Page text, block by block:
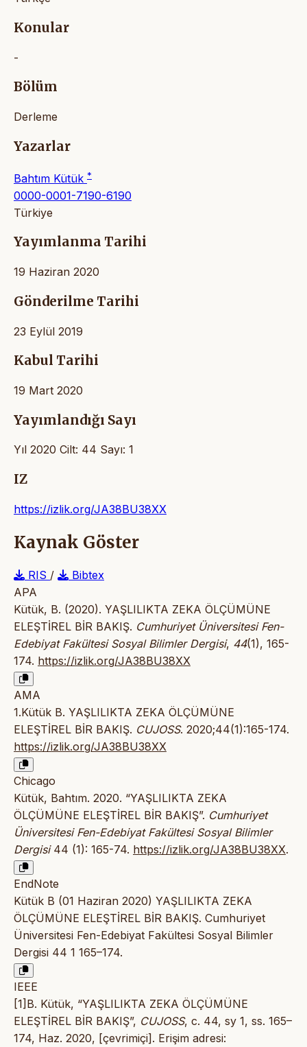
Konular
-
Bölüm
Derleme
Yazarlar
Bahtım Kütük *
0000-0001-7190-6190
Türkiye
Yayımlanma Tarihi
19 Haziran 2020
Gönderilme Tarihi
23 Eylül 2019
Kabul Tarihi
19 Mart 2020
Yayımlandığı Sayı
Yıl 2020 Cilt: 44 Sayı: 1
IZ
https://izlik.org/JA38BU38XX
Kaynak Göster
RIS /
Bibtex
APA
Kütük, B. (2020). YAŞLILIKTA ZEKA ÖLÇÜMÜNE
ELEŞTİREL BİR BAKIŞ. Cumhuriyet Üniversitesi Fen-
Edebiyat Fakültesi Sosyal Bilimler Dergisi, 44(1), 165-
174. https://izlik.org/JA38BU38XX
AMA
1.Kütük B. YAŞLILIKTA ZEKA ÖLÇÜMÜNE
ELEŞTİREL BİR BAKIŞ. CUJOSS. 2020;44(1):165-174.
https://izlik.org/JA38BU38XX
Chicago
Kütük, Bahtım. 2020. “YAŞLILIKTA ZEKA
ÖLÇÜMÜNE ELEŞTİREL BİR BAKIŞ”. Cumhuriyet
Üniversitesi Fen-Edebiyat Fakültesi Sosyal Bilimler
Dergisi44 (1): 165-74. https://izlik.org/JA38BU38XX.
EndNote
Kütük B (01 Haziran 2020) YAŞLILIKTA ZEKA
ÖLÇÜMÜNE ELEŞTİREL BİR BAKIŞ. Cumhuriyet
Üniversitesi Fen-Edebiyat Fakültesi Sosyal Bilimler
Dergisi 44 1 165–174.
IEEE
[1]B. Kütük, “YAŞLILIKTA ZEKA ÖLÇÜMÜNE
ELEŞTİREL BİR BAKIŞ”, CUJOSS, c. 44, sy 1, ss. 165–
174, Haz. 2020, [çevrimiçi]. Erişim adresi: